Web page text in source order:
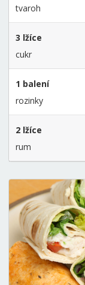
tvaroh
3 lžíce
cukr
1 balení
rozinky
2 lžíce
rum